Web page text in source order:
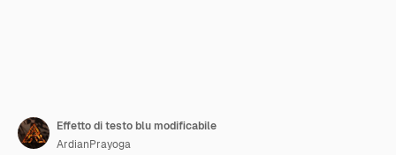
Effetto di testo blu modificabile
ArdianPrayoga